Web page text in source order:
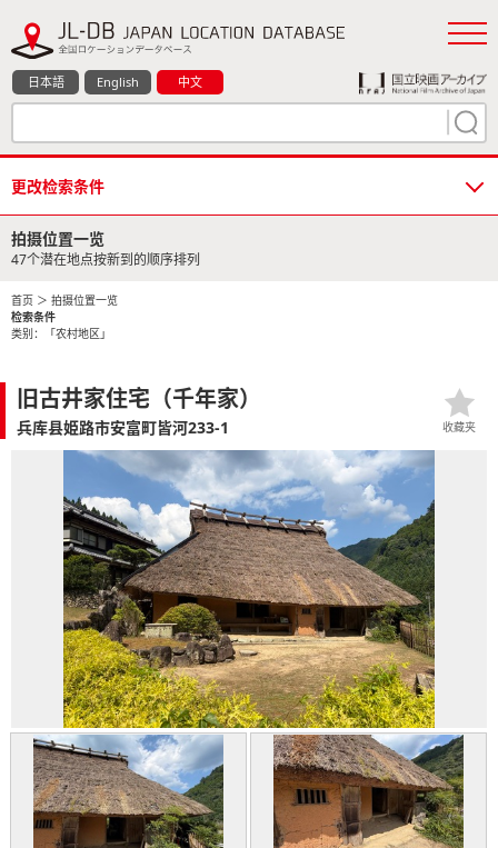
日本語 English 中文
更改检索条件
拍摄位置一览
47个潜在地点按新到的顺序排列
首页 ＞ 拍摄位置一览
检索条件
类别：「农村地区」
旧古井家住宅（千年家）
兵库县姫路市安富町皆河233-1 收藏夹